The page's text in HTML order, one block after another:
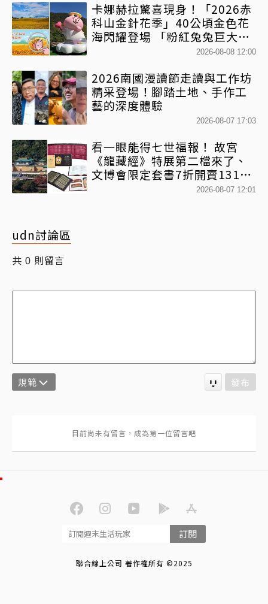
卡娜赫拉驚喜現身！「2026赤
科山金針花季」40公頃金色花
海閃耀登場 「粉紅兔兔巨大氣
球+超狂500樂遊券」快追
2026-08-08 12:00
2026南國漫讀節走讀與工作坊
精采登場！腳踏土地、手作工
藝的深度體驗
2026-08-07 17:03
看一眼能得七世福報！ 故宮
《龍藏經》特展第二檔來了、
文博會限定套書7折開賣131萬
網驚：貧窮限制想像2026-08-07 12:01
udn討論區
共 0 則留言
規範 發布
訂閱
聯合線上公司 著作權所有 ©2025